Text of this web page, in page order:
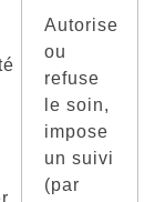
Autorise
ou
refuse
le soin,
impose
un suivi
(par